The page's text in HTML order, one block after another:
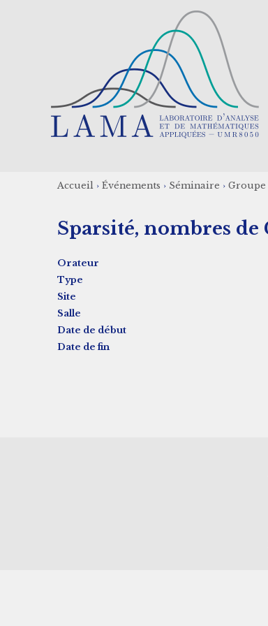
d'Ariane
Accueil › Événements › Séminaire › Groupe
Sparsité, nombres
Orateur
Type
Site
Salle
Date de début
Date de fin